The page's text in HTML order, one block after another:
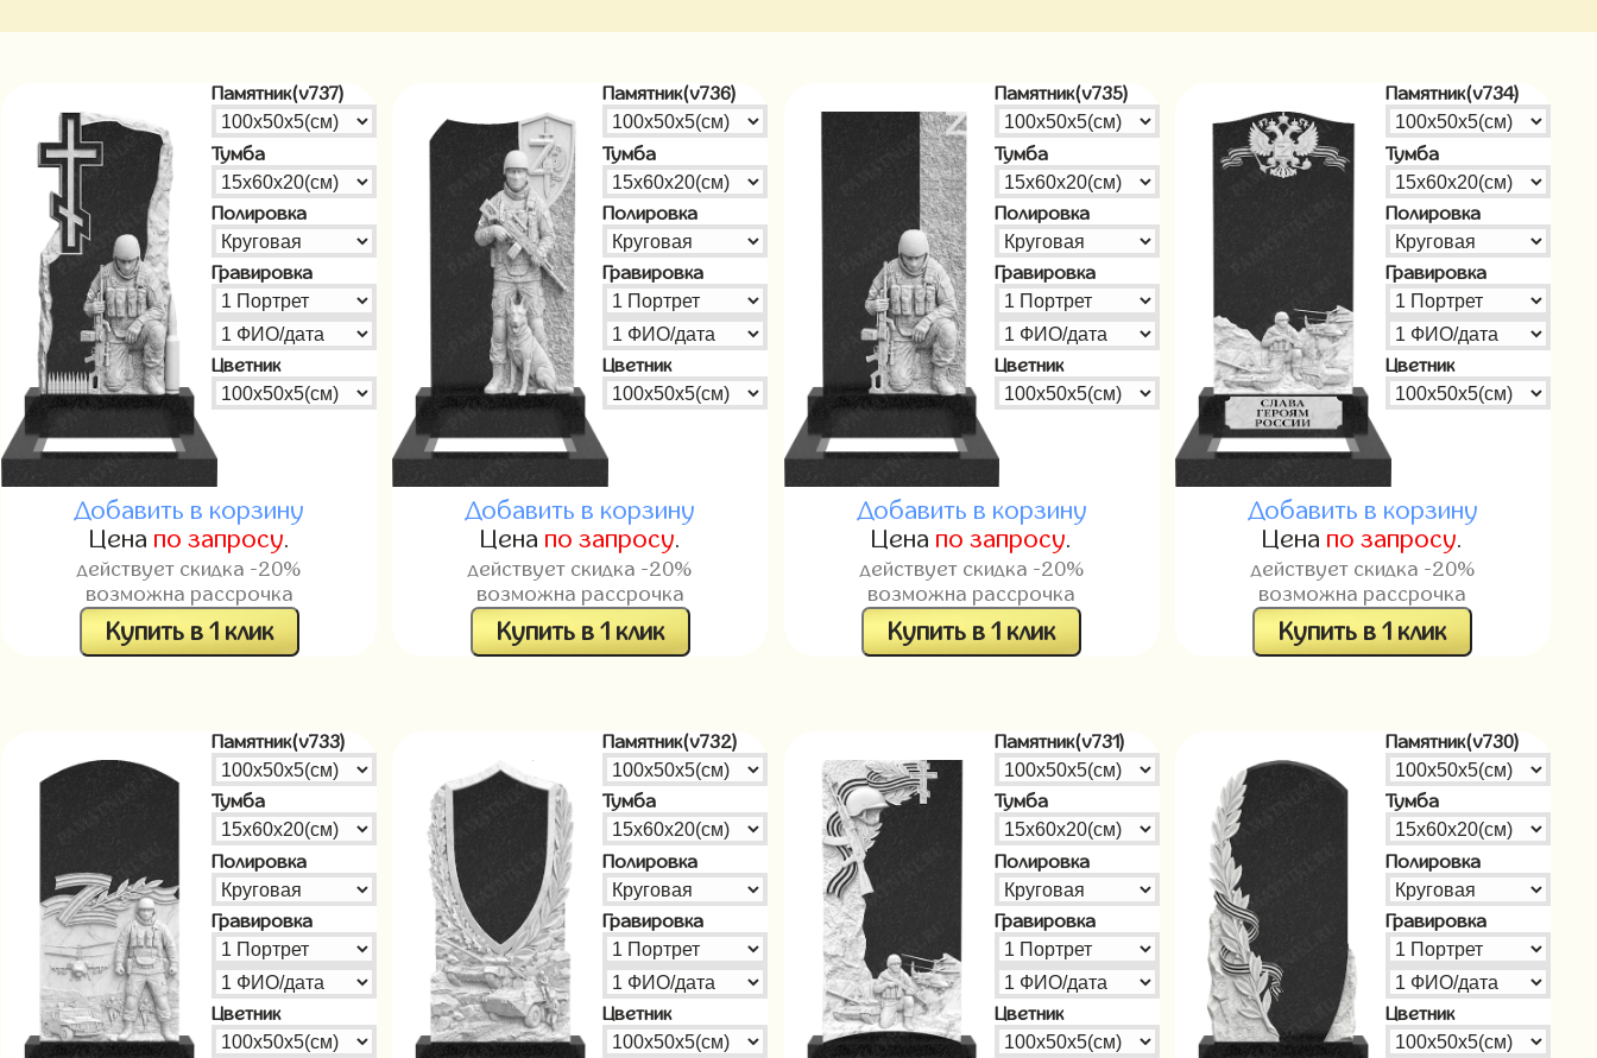
Памятник(v737)
Тумба
Полировка
Гравировка
Цветник
Добавить в корзину
Цена по запросу.
действует скидка -20%
возможна рассрочка
Купить в 1 клик
Памятник(v736)
Тумба
Полировка
Гравировка
Цветник
Добавить в корзину
Цена по запросу.
действует скидка -20%
возможна рассрочка
Купить в 1 клик
Памятник(v735)
Тумба
Полировка
Гравировка
Цветник
Добавить в корзину
Цена по запросу.
действует скидка -20%
возможна рассрочка
Купить в 1 клик
Памятник(v734)
Тумба
Полировка
Гравировка
Цветник
Добавить в корзину
Цена по запросу.
действует скидка -20%
возможна рассрочка
Купить в 1 клик
Памятник(v733)
Тумба
Полировка
Гравировка
Цветник
Памятник(v732)
Тумба
Полировка
Гравировка
Цветник
Памятник(v731)
Тумба
Полировка
Гравировка
Цветник
Памятник(v730)
Тумба
Полировка
Гравировка
Цветник